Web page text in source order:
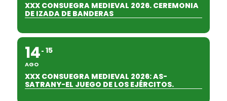
XXX CONSUEGRA MEDIEVAL 2026. CEREMONIA
DE IZADA DE BANDERAS
14
AGO
15
XXX CONSUEGRA MEDIEVAL 2026: AS-
SATRANY-EL JUEGO DE LOS EJÉRCITOS.